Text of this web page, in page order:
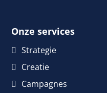
Onze services
Strategie
Creatie
Campagnes